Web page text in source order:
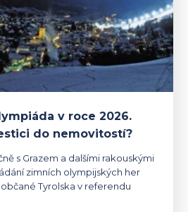
v roce 2026.
do nemovitostí?
s Grazem a dalšími rakouskými
zimních olympijských her
Tyrolska v referendu